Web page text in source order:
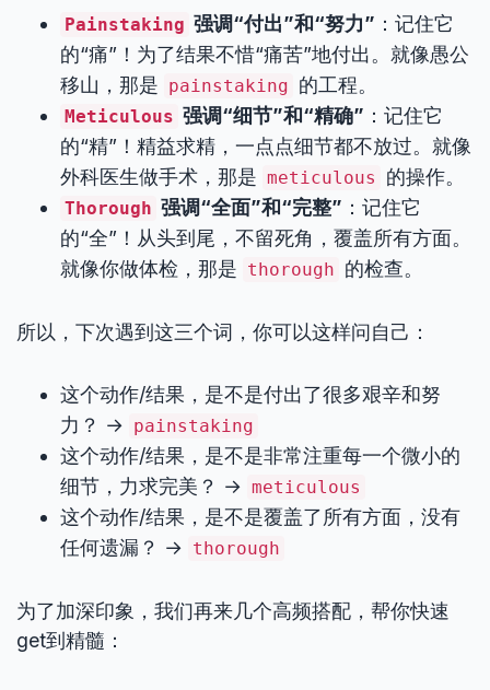
Painstaking 强调“付出”和“努力” ：记住它
的“痛”！为了结果不惜“痛苦”地付出。就像愚公
移山，那是 painstaking 的工程。
Meticulous 强调“细节”和“精确” ：记住它
的“精”！精益求精，一点点细节都不放过。就像
外科医生做手术，那是 meticulous 的操作。
Thorough 强调“全面”和“完整” ：记住它
的“全”！从头到尾，不留死角，覆盖所有方面。
就像你做体检，那是 thorough 的检查。
所以，下次遇到这三个词，你可以这样问自己：
这个动作/结果，是不是付出了很多艰辛和努
力？ → painstaking
这个动作/结果，是不是非常注重每一个微小的
细节，力求完美？ → meticulous
这个动作/结果，是不是覆盖了所有方面，没有
任何遗漏？ → thorough
为了加深印象，我们再来几个高频搭配，帮你快速
get到精髓：